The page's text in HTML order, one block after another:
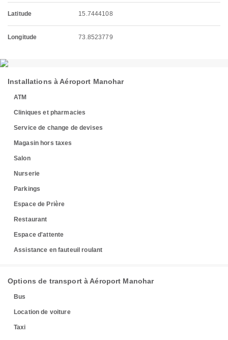
Latitude 15.7444108
Longitude 73.8523779
Installations à Aéroport Manohar
ATM
Cliniques et pharmacies
Service de change de devises
Magasin hors taxes
Salon
Nurserie
Parkings
Espace de Prière
Restaurant
Espace d'attente
Assistance en fauteuil roulant
Options de transport à Aéroport Manohar
Bus
Location de voiture
Taxi